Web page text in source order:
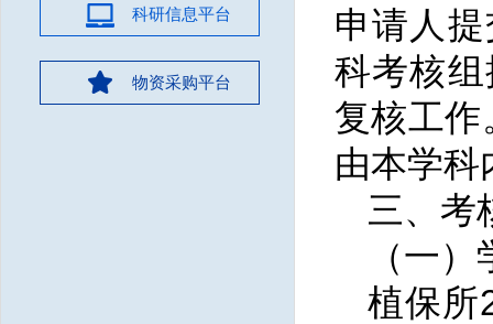
科研信息平台
物资采购平台
申请人
科考核
复核工
由本学科
三、考
（一
植保所